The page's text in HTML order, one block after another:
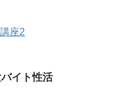
座2
イト性活